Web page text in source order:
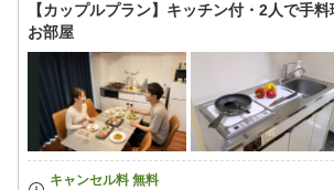
【カップルプラン】キッチン付・2人で手
お部屋